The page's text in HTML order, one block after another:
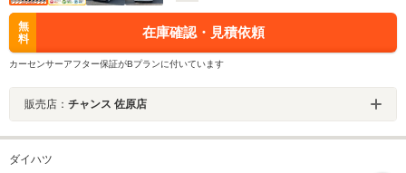
無
料
在庫確認・見積依頼
カーセンサーアフター保証がBプランに付いています
販売店： チャンス 佐原店
ダイハツ